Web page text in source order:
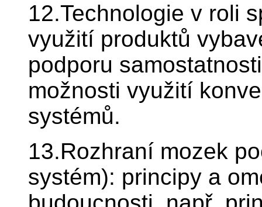
12.Technologie v roli
využití produktů
podporu
možnosti využití
systémů.
13.Rozhraní mozek
systém): principy a